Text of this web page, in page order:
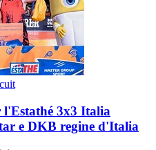
l'Estathé 3x3 Italia
e DKB regine d'Italia